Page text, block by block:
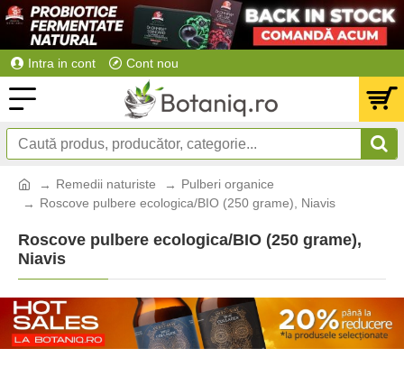
Intra in cont Cont nou
Remedii naturiste
Pulberi organice
Roscove pulbere ecologica/BIO (250 grame), Niavis
Roscove pulbere ecologica/BIO (250 grame),
Niavis